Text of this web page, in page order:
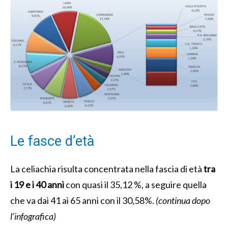
Le fasce d’età
La celiachia risulta concentrata nella fascia di etàtra
i 19 e i 40 annicon quasi il 35,12 %, a seguire quella
che va dai 41 ai 65 anni con il 30,58%. (continua dopo
l’infografica)